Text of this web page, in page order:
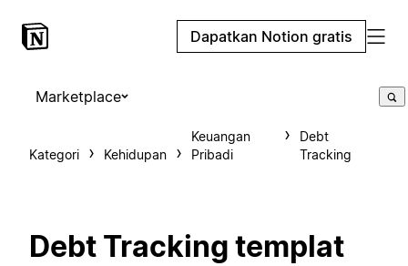
Dapatkan Notion gratis
Marketplace
Kategori Kehidupan
Keuangan
Pribadi
Debt
Tracking
Debt Tracking templat